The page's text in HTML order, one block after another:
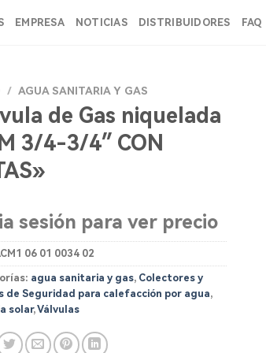
EMPRESA NOTICIAS DISTRIBUIDORES FAQ
/ AGUA SANITARIA Y GAS
de Gas niquelada
3/4-3/4″ CON
sesión para ver precio
06 01 0034 02
agua sanitaria y gas, Colectores y
de Seguridad para calefacción por agua,
solar,Válvulas